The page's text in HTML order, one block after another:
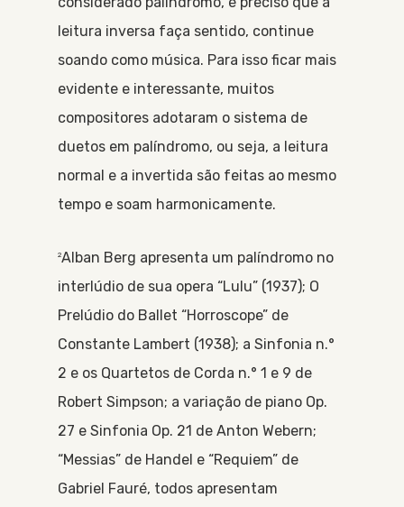
leitura inversa faça sentido, continue
soando como música. Para isso ficar mais
evidente e interessante, muitos
compositores adotaram o sistema de
duetos em palíndromo, ou seja, a leitura
normal e a invertida são feitas ao mesmo
tempo e soam harmonicamente.
2Alban Berg apresenta um palíndromo no
interlúdio de sua opera “Lulu” (1937); O
Prelúdio do Ballet “Horroscope” de
Constante Lambert (1938); a Sinfonia n.°
2 e os Quartetos de Corda n.° 1 e 9 de
Robert Simpson; a variação de piano Op.
27 e Sinfonia Op. 21 de Anton Webern;
“Messias” de Handel e “Requiem” de
Gabriel Fauré, todos apresentam